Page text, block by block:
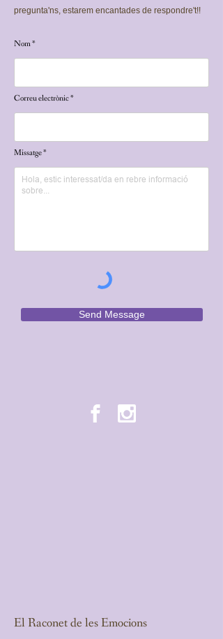
pregunta'ns, estarem encantades de respondre't!!
Nom
Correu electrònic
Missatge
Send Message
El Raconet de les Emocions